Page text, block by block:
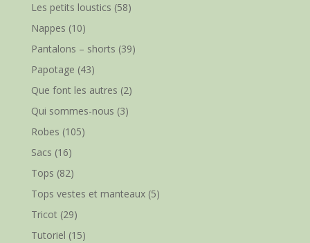
Les petits loustics (58)
Nappes (10)
Pantalons – shorts (39)
Papotage (43)
Que font les autres (2)
Qui sommes-nous (3)
Robes (105)
Sacs (16)
Tops (82)
Tops vestes et manteaux(5)
Tricot(29)
Tutoriel (15)